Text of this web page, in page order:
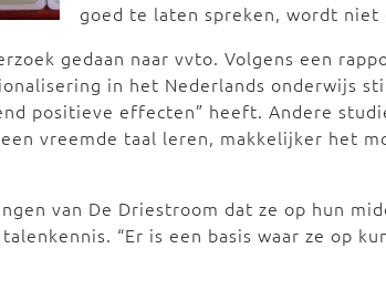
goed te laten spreken, wordt niet
gedaan naar vvto. Volgens een
in het Nederlands onderwijs
positieve effecten” heeft. Andere
vreemde taal leren, makkelijker het
van De Driestroom dat ze op hun
“Er is een basis waar ze op